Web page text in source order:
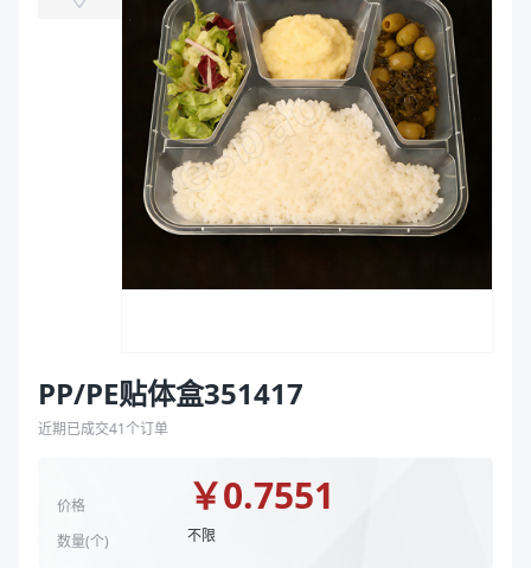
烤箱袋
221330
SE53
热收缩
袋
拉伸膜
PP、PE
350
140
17
50
黑色
PP/PE贴体盒351417
近期已成交41个订单
价格
数量(个)
￥0.7551
不限